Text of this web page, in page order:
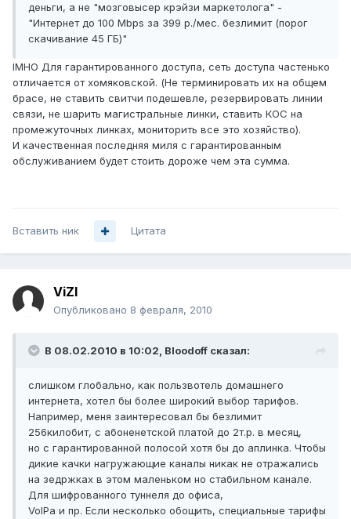
деньги, а не "мозговысер крэйзи маркетолога" -
"Интернет до 100 Mbps за 399 р./мес. безлимит (порог
скачивание 45 ГБ)"
IMHO Для гарантированного доступа, сеть доступа частенько
отличается от хомяковской. (Не терминировать их на общем
брасе, не ставить свитчи подешевле, резервировать линии
связи, не шарить магистральные линки, ставить КОС на
промежуточных линках, мониторить все это хозяйство).
И качественная последняя миля с гарантированным
обслуживанием будет стоить дороже чем эта сумма.
Вставить ник Цитата
ViZl
Опубликовано 8 февраля, 2010
В 08.02.2010 в 10:02, Bloodoff сказал:
слишком глобально, как пользвотель домашнего
интернета, хотел бы более широкий выбор тарифов.
Например, меня заинтересовал бы безлимит
256килобит, с абоненетской платой до 2т.р. в месяц,
но с гарантированной полосой хотя бы до аплинка. Чтобы
дикие качки нагружающие каналы никак не отражались
на зедржках в этом маленьком но стабильном канале.
Для шифрованного туннеля до офиса,
VoIPа и пр. Если несколько обощить, специальные тарифы